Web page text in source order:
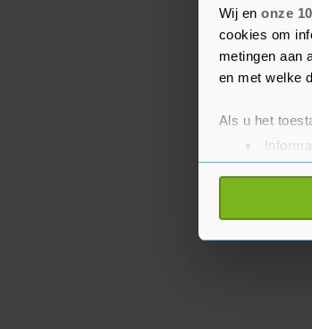
Wij en onze
cookies om
metingen aan
en met welke
Als u het
Uw
Lees meer
verdwijnen.
doelgroep